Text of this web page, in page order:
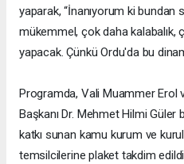
yaparak, “İnanıyorum ki bundan
mükemmel, çok daha
yapacak. Çünkü Ordu'da bu
Programda, Vali Muammer Erol
Başkanı Dr. Mehmet Hilmi
katkı sunan kamu kurum ve
temsilcilerine plaket takdim